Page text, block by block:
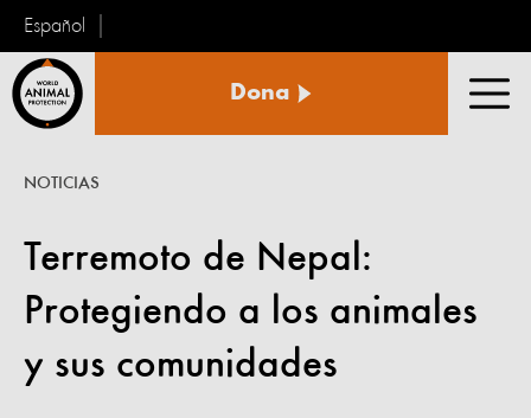
Español
Animal
Dona
Terremoto de Nepal:
Protegiendo a los animales
y sus comunidades
NOTICIAS